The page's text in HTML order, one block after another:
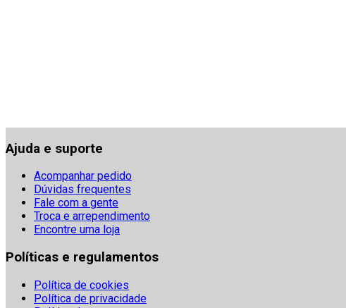
Ajuda e suporte
Acompanhar pedido
Dúvidas frequentes
Fale com a gente
Troca e arrependimento
Encontre uma loja
Políticas e regulamentos
Política de cookies
Política de privacidade